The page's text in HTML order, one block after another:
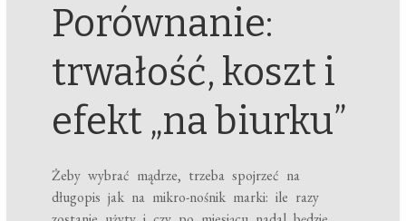
Porównanie:
trwałość, koszt i
efekt „na biurku”
Żeby wybrać mądrze, trzeba spojrzeć na
długopis jak na mikro-nośnik marki: ile razy